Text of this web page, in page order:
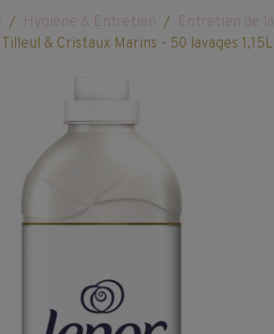
Hygiène & Entretien Entretien de
& Cristaux Marins - 50 lavages 1,15L